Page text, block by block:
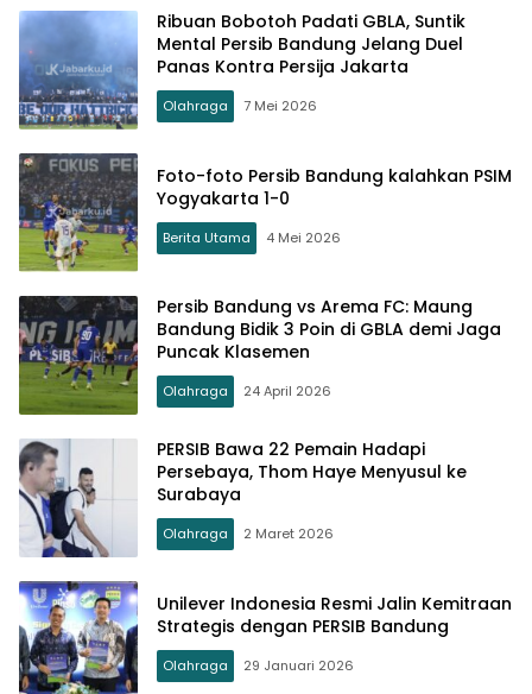
Ribuan Bobotoh Padati GBLA, Suntik
Mental Persib Bandung Jelang Duel
Panas Kontra Persija Jakarta
Olahraga 7 Mei 2026
Foto-foto Persib Bandung kalahkan PSIM
Yogyakarta 1-0
Berita Utama 4 Mei 2026
Persib Bandung vs Arema FC: Maung
Bandung Bidik 3 Poin di GBLA demi Jaga
Puncak Klasemen
Olahraga 24 April 2026
PERSIB Bawa 22 Pemain Hadapi
Persebaya, Thom Haye Menyusul ke
Surabaya
Olahraga 2 Maret 2026
Unilever Indonesia Resmi Jalin Kemitraan
Strategis dengan PERSIB Bandung
Olahraga 29 Januari 2026